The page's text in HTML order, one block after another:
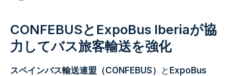
CONFEBUSとExpoBus Iberiaが協
力してバス旅客輸送を強化
スペインバス輸送連盟（CONFEBUS） と ExpoBus